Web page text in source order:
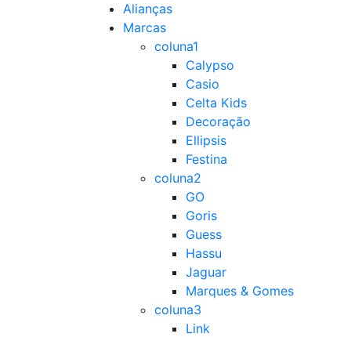
Alianças
Marcas
coluna1
Calypso
Casio
Celta Kids
Decoração
Ellipsis
Festina
coluna2
GO
Goris
Guess
Hassu
Jaguar
Marques & Gomes
coluna3
Link